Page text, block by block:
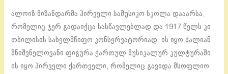
ალოიზ მიზანდარმა პირველი სამუსიკო სკოლა დააარსა,
რომელიც ჯერ გადაიქცა სასწავლებლად და 1917 წელს კი
თბილისის სახელმწიფო კონსერვატორიად. ის იყო ძალიან
მნიშვნელოვანი ფიგურა ქართულ მუსიკალურ კულტურაში.
ის იყო პირველი ქართველი, რომელიც გავიდა მსოფლიო